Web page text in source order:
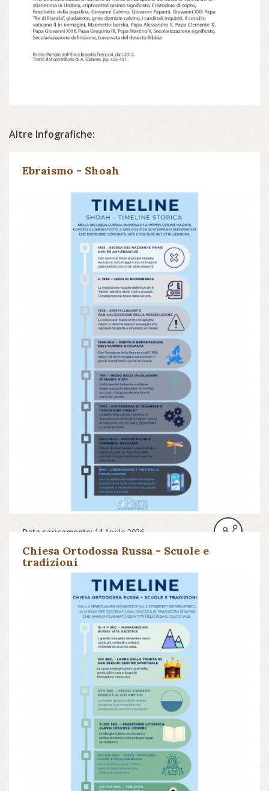
Altre Infografiche:
Ebraismo - Shoah
Data caricamento: 14 Aprile 2026
Chiesa Ortodossa Russa - Scuole e
tradizioni